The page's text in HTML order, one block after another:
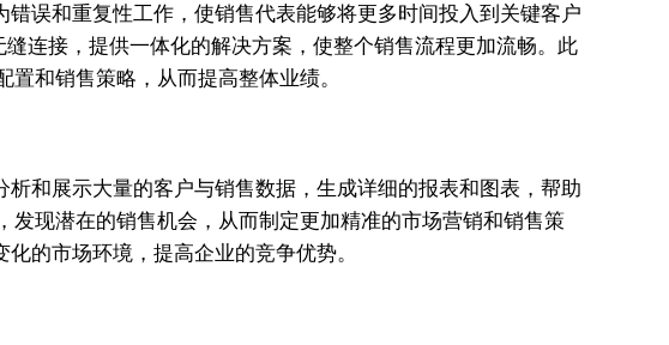
误和重复性工作，使销售代表能够将更多时间投入到关键客户
连接，提供一体化的解决方案，使整个销售流程更加流畅。此
和销售策略，从而提高整体业绩。
和展示大量的客户与销售数据，生成详细的报表和图表，帮助
现潜在的销售机会，从而制定更加精准的市场营销和销售策
的市场环境，提高企业的竞争优势。